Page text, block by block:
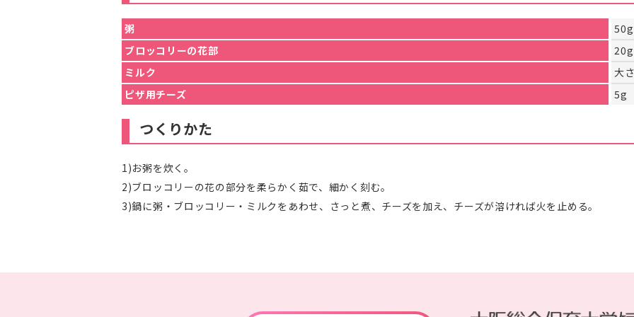
粥
50g
ブロッコリーの花部
20g
ミルク
大
ピザ用チーズ
5g
つくりかた
1)お粥を炊く。
2)ブロッコリーの花の部分を柔らかく茹で、細かく刻む。
3)鍋に粥・ブロッコリー・ミルクをあわせ、さっと煮、チーズを加え、チーズが溶ければ火を止める。